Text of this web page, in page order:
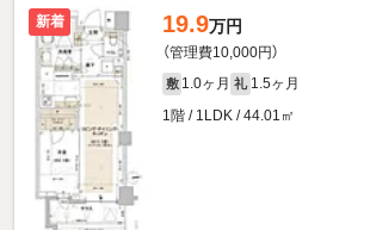
新着 19.9万円
（管理費10,000円）
敷 1.0ヶ月 礼 1.5ヶ月
1階 / 1LDK / 44.01㎡